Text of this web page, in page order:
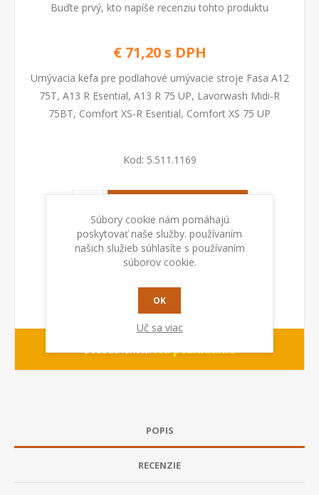
Buďte prvý, kto napíše recenziu tohto produktu
€ 71,20 s DPH
Umývacia kefa pre podlahové umývacie stroje Fasa A12
75T, A13 R Esential, A13 R 75 UP, Lavorwash Midi-R
75BT, Comfort XS-R Esential, Comfort XS 75 UP
Kod: 5.511.1169
Dodacia lehota:Na požiadanie
POPIS
RECENZIE
Súbory cookie nám pomáhajú
poskytovať naše služby. používaním
našich služieb súhlasíte s používaním
súborov cookie.
OK
Uč sa viac